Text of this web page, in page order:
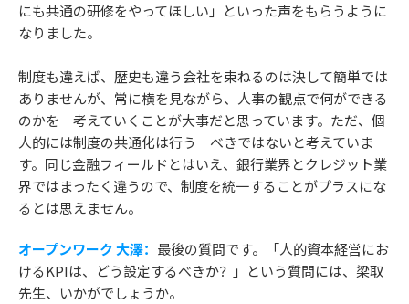
にも共通の研修をやってほしい」といった声をもらうように
なりました。
制度も違えば、歴史も違う会社を束ねるのは決して簡単では
ありませんが、常に横を見ながら、人事の観点で何ができる
のかを 考えていくことが大事だと思っています。ただ、個
人的には制度の共通化は行う べきではないと考えていま
す。同じ金融フィールドとはいえ、銀行業界とクレジット業
界ではまったく違うので、制度を統一することがプラスにな
るとは思えません。
オープンワーク 大澤： 最後の質問です。「人的資本経営にお
けるKPIは、どう設定するべきか？」という質問には、梁取
先生、いかがでしょうか。